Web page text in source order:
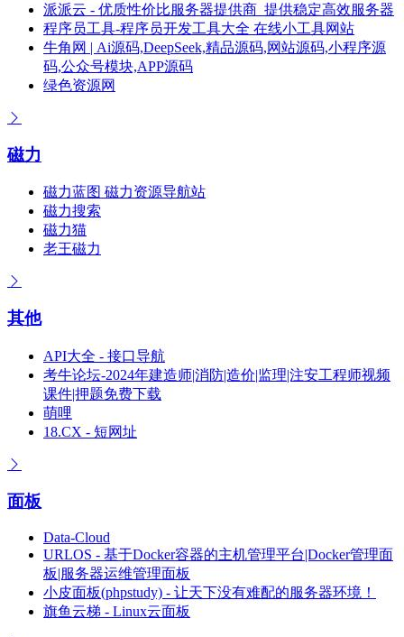
派派云 - 优质性价比服务器提供商_提供稳定高效服务器
程序员工具-程序员开发工具大全 在线小工具网站
牛角网 | Ai源码,DeepSeek,精品源码,网站源码,小程序源
码,公众号模块,APP源码
绿色资源网
磁力
磁力蓝图 磁力资源导航站
磁力搜索
磁力猫
老王磁力
其他
API大全 - 接口导航
考牛论坛-2024年建造师|消防|造价|监理|注安工程师视频
课件|押题免费下载
萌哩
18.CX - 短网址
面板
Data-Cloud
URLOS - 基于Docker容器的主机管理平台|Docker管理面
板|服务器运维管理面板
小皮面板(phpstudy) - 让天下没有难配的服务器环境！
旗鱼云梯 - Linux云面板